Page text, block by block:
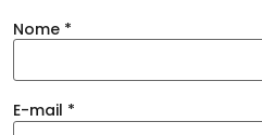
Nome *
E-mail *